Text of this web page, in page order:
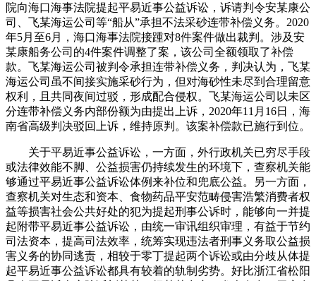
院向海口海事法院提起平易近事公益诉讼，诉请判令安某康公
司、飞某海运公司等“船从”承担不法采砂连带补偿义务。2020
年5月至6月，海口海事法院接踵对8件案件做出裁判。涉及安
某康船务公司的4件案件调整了案，该公司全额领取了补偿
款。飞某海运公司被判令承担连带补偿义务，判决认为，飞某
海运公司虽不间接实施采砂行为，但对海砂性未尽到合理留意
权利，且共同夜间过驳，形成配合侵权。飞某海运公司以未区
分连带补偿义务内部份额为由提出上诉，2020年11月16日，海
南省高级判决驳回上诉，维持原判。该案补偿款已施行到位。
关于平易近事公益诉讼，一方面，外行政机关已穷尽手段
或法律效能不脚、公益损害仍持续发生的环境下，查察机关能
够通过平易近事公益诉讼体例来补位和兜底公益。另一方面，
查察机关对生态和资本、食物药品平安范畴侵害浩繁消费者权
益等损害社会公共好处的犯为提起刑事公诉时，能够向一并提
起附带平易近事公益诉讼，由统一审讯组织审理，有益于节约
司法资本，提高司法效率，统筹实现违法者刑事义务取公益损
害义务的协同逃责，相较于零丁提起两个诉讼或由分歧从体提
起平易近事公益诉讼都具有较着的轨制劣势。好比浙江省松阳